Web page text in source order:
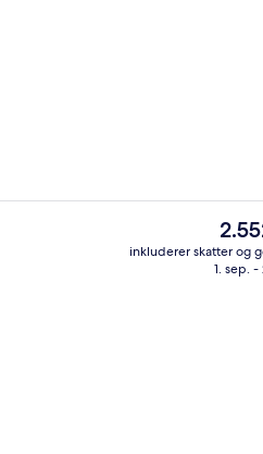
2 restauranter,
Den
pris
inkluderer skatter og
1. sep.